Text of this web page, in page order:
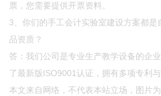
票，您需要提供开票资料。
3、你们的手工会计实验室建设方案都
品资质？
答：我们公司是专业生产教学设备的企
了最新版ISO9001认证，拥有多项专利与
本文来自网络，不代表本站立场，图片